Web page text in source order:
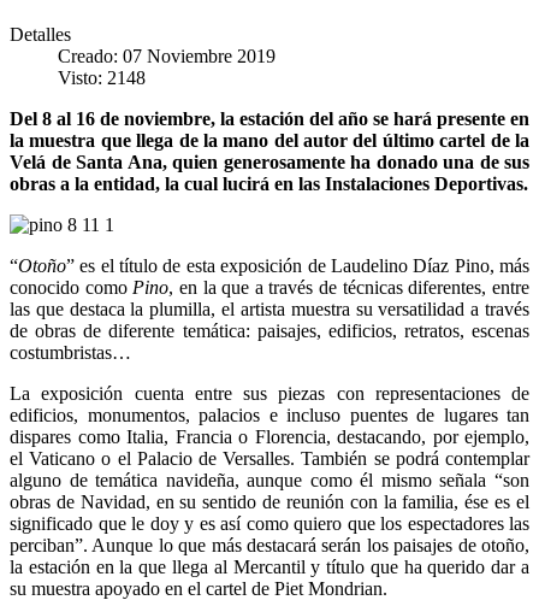
Detalles
Creado: 07 Noviembre 2019
Visto: 2148
Del 8 al 16 de noviembre, la estación del año se hará presente en
la muestra que llega de la mano del autor del último cartel de la
Velá de Santa Ana, quien generosamente ha donado una de sus
obras a la entidad, la cual lucirá en las Instalaciones Deportivas.
“Otoño” es el título de esta exposición de Laudelino Díaz Pino, más
conocido como Pino, en la que a través de técnicas diferentes, entre
las que destaca la plumilla, el artista muestra su versatilidad a través
de obras de diferente temática: paisajes, edificios, retratos, escenas
costumbristas…
La exposición cuenta entre sus piezas con representaciones de
edificios, monumentos, palacios e incluso puentes de lugares tan
dispares como Italia, Francia o Florencia, destacando, por ejemplo,
el Vaticano o el Palacio de Versalles. También se podrá contemplar
alguno de temática navideña, aunque como él mismo señala “son
obras de Navidad, en su sentido de reunión con la familia, ése es el
significado que le doy y es así como quiero que los espectadores las
perciban”. Aunque lo que más destacará serán los paisajes de otoño,
la estación en la que llega al Mercantil y título que ha querido dar a
su muestra apoyado en el cartel de Piet Mondrian.